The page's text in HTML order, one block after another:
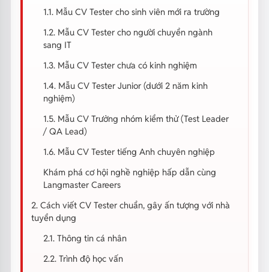
1.1. Mẫu CV Tester cho sinh viên mới ra trường
1.2. Mẫu CV Tester cho người chuyển ngành
sang IT
1.3. Mẫu CV Tester chưa có kinh nghiệm
1.4. Mẫu CV Tester Junior (dưới 2 năm kinh
nghiệm)
1.5. Mẫu CV Trưởng nhóm kiểm thử (Test Leader
/ QA Lead)
1.6. Mẫu CV Tester tiếng Anh chuyên nghiệp
Khám phá cơ hội nghề nghiệp hấp dẫn cùng
Langmaster Careers
2. Cách viết CV Tester chuẩn, gây ấn tượng với nhà
tuyển dụng
2.1. Thông tin cá nhân
2.2. Trình độ học vấn